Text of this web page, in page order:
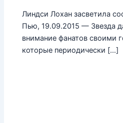
Линдси Лохан засветила
Пью, 19.09.2015 — Звезда
внимание фанатов своими
которые периодически […]